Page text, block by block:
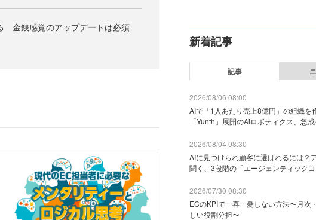
金銭感覚のアップデートは必須
新着記事
記事
2026/08/06 08:00
AIで「1人あたり売上8億円」の組織を
「Yunth」展開のAiロボティクス、急
2026/08/04 08:30
AIに見つけられ顧客に選ばれるには？
聞く、3段階の「エージェンティック
2026/07/30 08:30
ECのKPIで一喜一憂しない方法〜月次
しい役割分担〜